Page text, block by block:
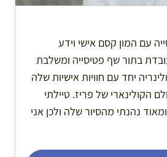
עם המון קסם אישי וידע
בתור שף פטיסייה ומשלבת
יחד עם חוויות אישיות שלה
הקולינארי של פריז. טיילתי
נהנתי מהסיור שלה ולכן אני